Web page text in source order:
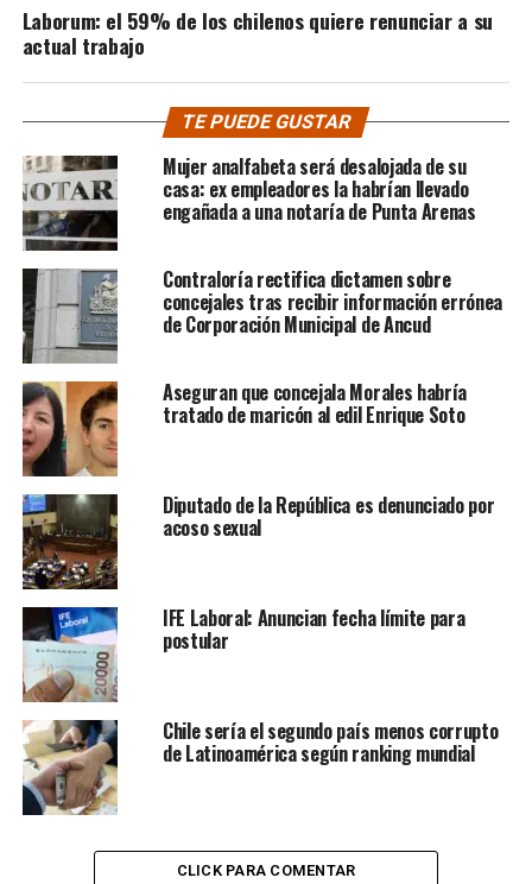
Laborum: el 59% de los chilenos quiere renunciar a su
actual trabajo
TE PUEDE GUSTAR
Mujer analfabeta será desalojada de su
casa: ex empleadores la habrían llevado
engañada a una notaría de Punta Arenas
Contraloría rectifica dictamen sobre
concejales tras recibir información errónea
de Corporación Municipal de Ancud
Aseguran que concejala Morales habría
tratado de maricón al edil Enrique Soto
Diputado de la República es denunciado por
acoso sexual
IFE Laboral: Anuncian fecha límite para
postular
Chile sería el segundo país menos corrupto
de Latinoamérica según ranking mundial
CLICK PARA COMENTAR